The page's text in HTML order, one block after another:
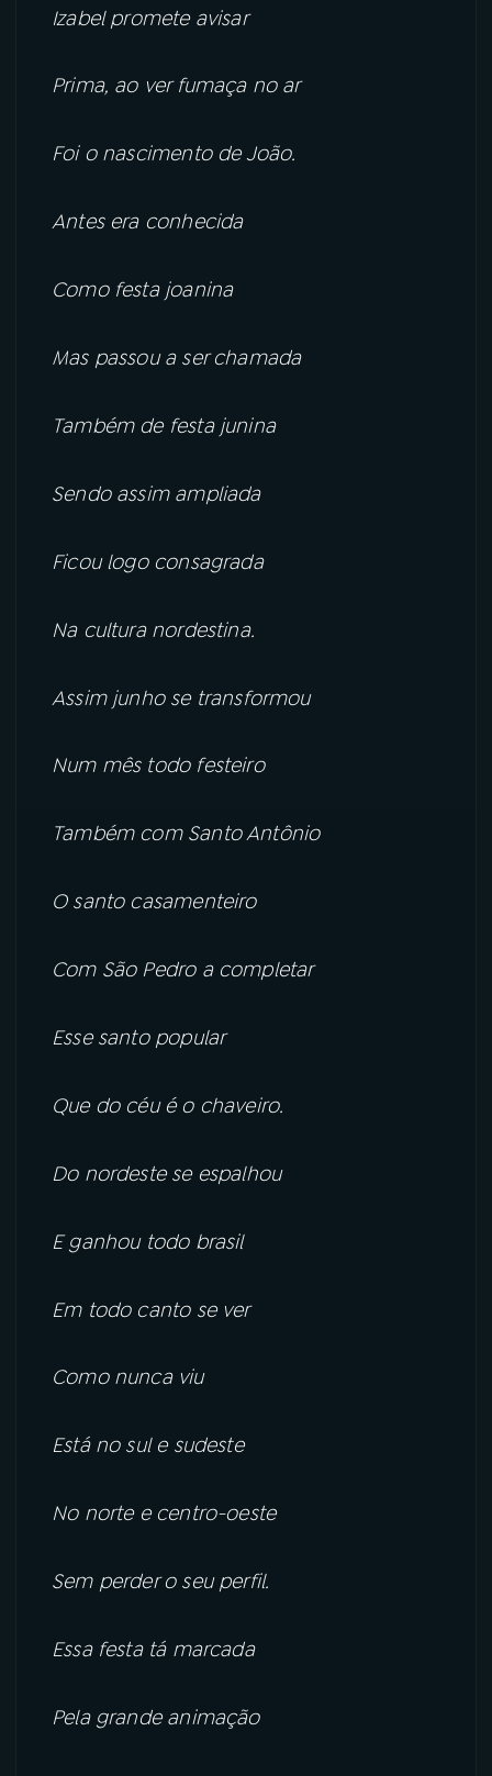
Izabel promete avisar
Prima, ao ver fumaça no ar
Foi o nascimento de João.
Antes era conhecida
Como festa joanina
Mas passou a ser chamada
Também de festa junina
Sendo assim ampliada
Ficou logo consagrada
Na cultura nordestina.
Assim junho se transformou
Num mês todo festeiro
Também com Santo Antônio
O santo casamenteiro
Com São Pedro a completar
Esse santo popular
Que do céu é o chaveiro.
Do nordeste se espalhou
E ganhou todo brasil
Em todo canto se ver
Como nunca viu
Está no sul e sudeste
No norte e centro-oeste
Sem perder o seu perfil.
Essa festa tá marcada
Pela grande animação